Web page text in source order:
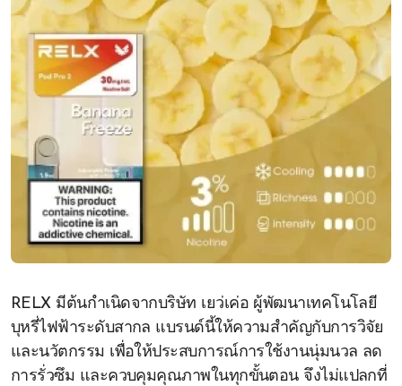
RELX มีต้นกำเนิดจากบริษัท เยว่เค่อ ผู้พัฒนาเทคโนโลยี
บุหรี่ไฟฟ้าระดับสากล แบรนด์นี้ให้ความสำคัญกับการวิจัย
และนวัตกรรม เพื่อให้ประสบการณ์การใช้งานนุ่มนวล ลด
การรั่วซึม และควบคุมคุณภาพในทุกขั้นตอน จึงไม่แปลกที่